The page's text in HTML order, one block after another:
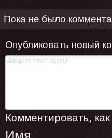
Пока не было
Опубликовать новый
Комментировать,